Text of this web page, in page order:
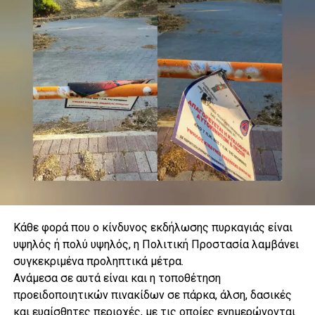
.
Κάθε φορά που ο κίνδυνος εκδήλωσης πυρκαγιάς είναι
υψηλός ή πολύ υψηλός, η Πολιτική Προστασία λαμβάνει
συγκεκριμένα προληπτικά μέτρα.
Ανάμεσα σε αυτά είναι και η τοποθέτηση
προειδοποιητικών πινακίδων σε πάρκα, άλση, δασικές
και ευαίσθητες περιοχές, με τις οποίες ενημερώνονται